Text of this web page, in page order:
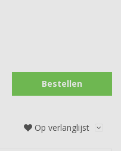
Bestellen
Op verlanglijst